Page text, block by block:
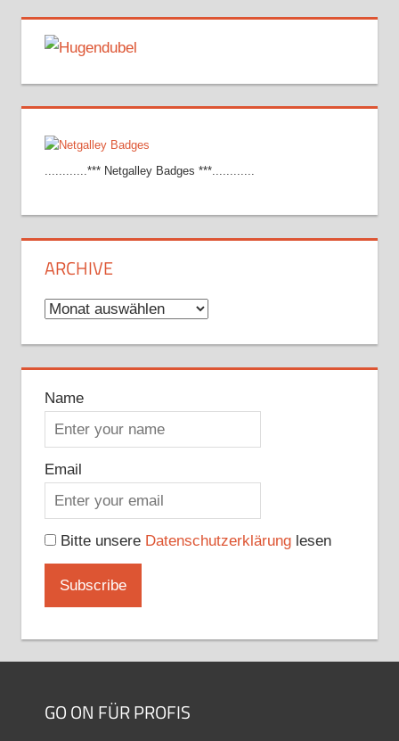
............*** Netgalley Badges ***............
ARCHIVE
Archive
Name
Email
Bitte unsere Datenschutzerklärunglesen
GO ON FÜR PROFIS